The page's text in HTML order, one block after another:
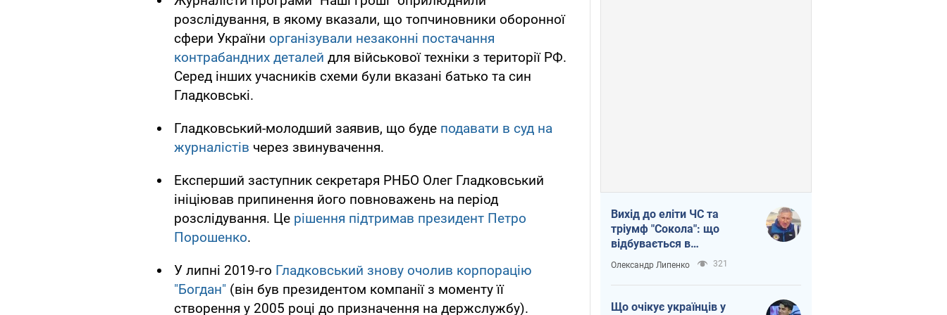
розслідування, в якому вказали, що топчиновники оборонної
сфери України організували незаконні постачання
контрабандних деталей для військової техніки з території РФ.
Серед інших учасників схеми були вказані батько та син
Гладковські.
Гладковський-молодший заявив, що буде подавати в суд на
журналістів через звинувачення.
Експерший заступник секретаря РНБО Олег Гладковський
ініціював припинення його повноважень на період
розслідування. Це рішення підтримав президент Петро
Порошенко.
У липні 2019-го Гладковський знову очолив корпорацію
"Богдан" (він був президентом компанії з моменту її
створення у 2005 році до призначення на держслужбу).
Вихід до еліти ЧС та
тріумф "Сокола": що
відбувається в
українському хокеї
Олександр Липенко 321
Що очікує українців у